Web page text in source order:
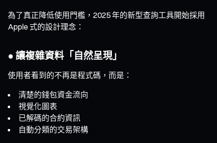
為了真正降低使用門檻，2025 年的新型查詢工具開始採用
Apple 式的設計理念：
● 讓複雜資料「自然呈現」
使用者看到的不再是程式碼，而是：
清楚的錢包資金流向
視覺化圖表
已解碼的合約資訊
自動分類的交易架構